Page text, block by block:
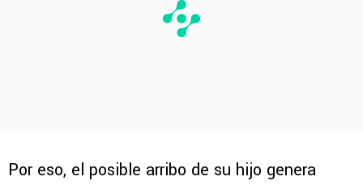
Por eso, el posible arribo de su hijo genera